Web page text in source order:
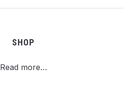
SHOP
Read more…